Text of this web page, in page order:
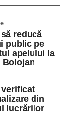
contextul
găzduiește
Camp
reducă
public pe
apelului la
Bolojan
verificat
din
lucrărilor